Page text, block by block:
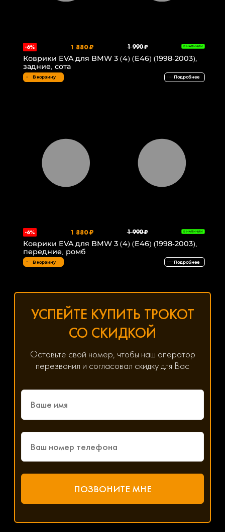
-6% 1 880 ₽ 1 990 ₽ В НАЛИЧИИ
Коврики EVA для BMW 3 (4) (E46) (1998-2003),
задние, сота
В корзину Подробнее
-6% 1 880 ₽ 1 990 ₽ В НАЛИЧИИ
Коврики EVA для BMW 3 (4) (E46) (1998-2003),
передние, ромб
В корзину Подробнее
УСПЕЙТЕ КУПИТЬ ТРОКОТ
СО СКИДКОЙ
Оставьте свой номер, чтобы наш оператор
перезвонил и согласовал скидку для Вас